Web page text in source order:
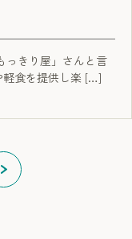
っきり屋」さんと言
軽食を提供し楽 […]